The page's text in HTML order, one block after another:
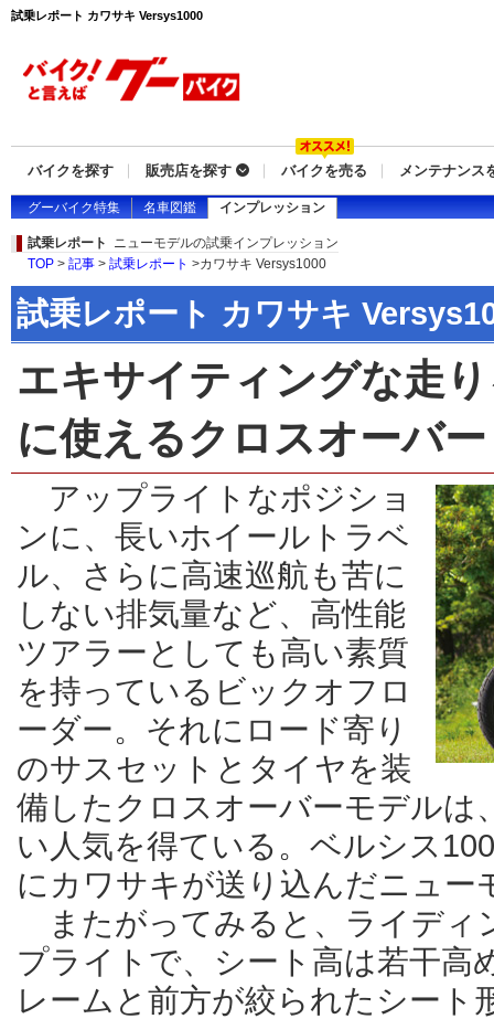
試乗レポート カワサキ Versys1000
バイクを探す 販売店を探す バイクを売る メンテナンス
グーバイク特集 名車図鑑 インプレッション
試乗レポート
ニューモデルの試乗インプレッション
TOP > 記事 > 試乗レポート >カワサキ Versys1000
試乗レポート カワサキ
エキサイティングな走
に使えるクロスオーバー
アップライトなポジショ
ンに、長いホイールトラベ
ル、さらに高速巡航も苦に
しない排気量など、高性能
ツアラーとしても高い素質
を持っているビックオフロ
ーダー。それにロード寄り
のサスセットとタイヤを装
備したクロスオーバーモデルは
い人気を得ている。ベルシス
にカワサキが送り込んだニュー
またがってみると、ライディ
プライトで、シート高は若干高
レームと前方が絞られたシート